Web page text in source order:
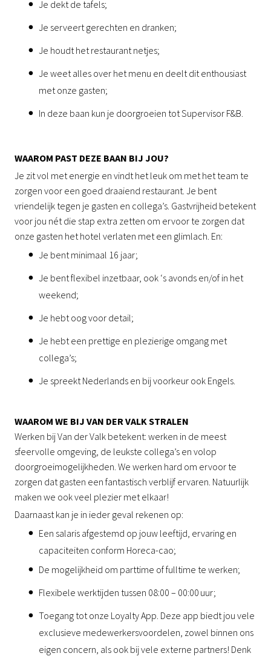
Je dekt de tafels;
Je serveert gerechten en dranken;
Je houdt het restaurant netjes;
Je weet alles over het menu en deelt dit enthousiast
met onze gasten;
In deze baan kun je doorgroeien tot Supervisor F&B.
WAAROM PAST DEZE BAAN BIJ JOU?
Je zit vol met energie en vindt het leuk om met het team te
zorgen voor een goed draaiend restaurant. Je bent
vriendelijk tegen je gasten en collega’s. Gastvrijheid betekent
voor jou nét die stap extra zetten om ervoor te zorgen dat
onze gasten het hotel verlaten met een glimlach. En:
Je bent minimaal 16 jaar;
Je bent flexibel inzetbaar, ook ‘s avonds en/of in het
weekend;
Je hebt oog voor detail;
Je hebt een prettige en plezierige omgang met
collega’s;
Je spreekt Nederlands en bij voorkeur ook Engels.
WAAROM WE BIJ VAN DER VALK STRALEN
Werken bij Van der Valk betekent: werken in de meest
sfeervolle omgeving, de leukste collega’s en volop
doorgroeimogelijkheden. We werken hard om ervoor te
zorgen dat gasten een fantastisch verblijf ervaren. Natuurlijk
maken we ook veel plezier met elkaar!
Daarnaast kan je in ieder geval rekenen op:
Een salaris afgestemd op jouw leeftijd, ervaring en
capaciteiten conform Horeca-cao;
De mogelijkheid om parttime of fulltime te werken;
Flexibele werktijden tussen 08:00 – 00:00 uur;
Toegang tot onze Loyalty App. Deze app biedt jou vele
exclusieve medewerkersvoordelen, zowel binnen ons
eigen concern, als ook bij vele externe partners! Denk